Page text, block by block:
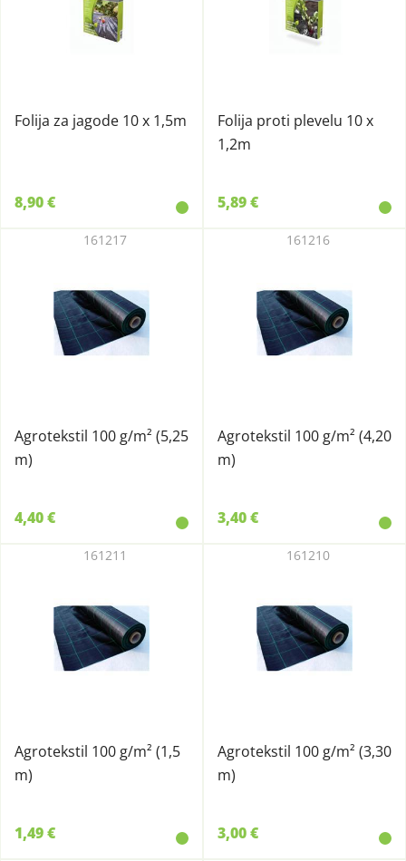
Folija za jagode 10 x 1,5m
8,90 €
Folija proti plevelu 10 x
1,2m
5,89 €
Agrotekstil 100 g/m² (5,25
m)
161217
4,40 €
Agrotekstil 100 g/m² (4,20
m)
161216
3,40 €
Agrotekstil 100 g/m² (1,5
m)
161211
1,49 €
Agrotekstil 100 g/m² (3,30
m)
161210
3,00 €